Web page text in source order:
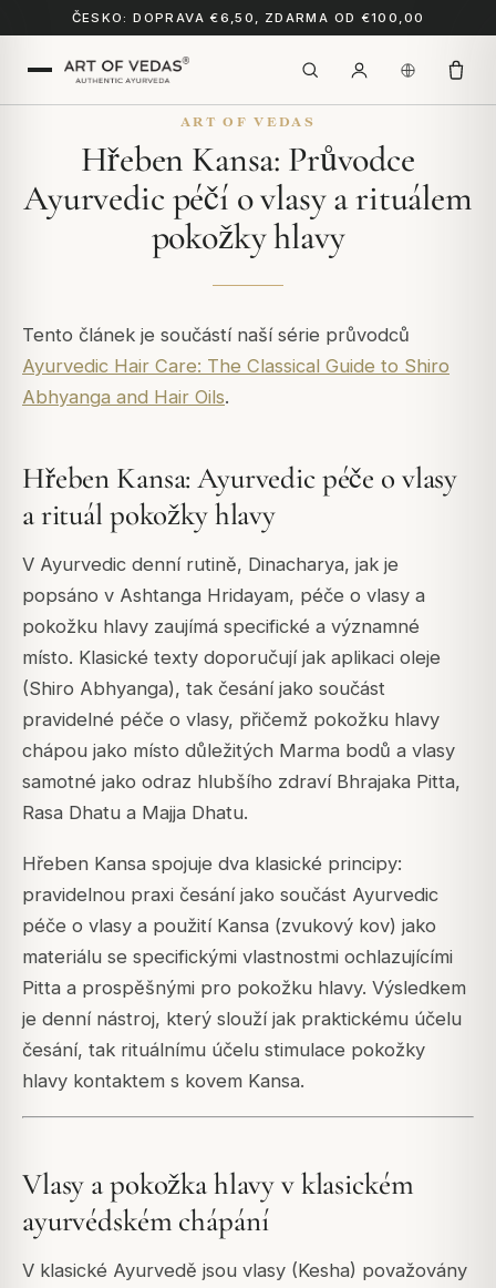
ČESKO: DOPRAVA €6,50, ZDARMA OD €100,00
ART OF VEDAS
Hřeben Kansa: Průvodce
Ayurvedic péčí o vlasy a rituálem
pokožky hlavy
Tento článek je součástí naší série průvodců
Ayurvedic Hair Care: The Classical Guide to Shiro
Abhyanga and Hair Oils.
Hřeben Kansa: Ayurvedic péče o vlasy
a rituál pokožky hlavy
V Ayurvedic denní rutině, Dinacharya, jak je
popsáno v Ashtanga Hridayam, péče o vlasy a
pokožku hlavy zaujímá specifické a významné
místo. Klasické texty doporučují jak aplikaci oleje
(Shiro Abhyanga), tak česání jako součást
pravidelné péče o vlasy, přičemž pokožku hlavy
chápou jako místo důležitých Marma bodů a vlasy
samotné jako odraz hlubšího zdraví Bhrajaka Pitta,
Rasa Dhatu a Majja Dhatu.
Hřeben Kansa spojuje dva klasické principy:
pravidelnou praxi česání jako součást Ayurvedic
péče o vlasy a použití Kansa (zvukový kov) jako
materiálu se specifickými vlastnostmi ochlazujícími
Pitta a prospěšnými pro pokožku hlavy. Výsledkem
je denní nástroj, který slouží jak praktickému účelu
česání, tak rituálnímu účelu stimulace pokožky
hlavy kontaktem s kovem Kansa.
Vlasy a pokožka hlavy v klasickém
ayurvédském chápání
V klasické Ayurvedě jsou vlasy (Kesha) považovány